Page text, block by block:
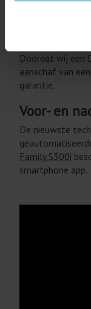
Voor vragen of
de
Doordat wij een
aanschaf van
garantie.
Voor- en
De nieuwste
Family S300i
smartphone app.